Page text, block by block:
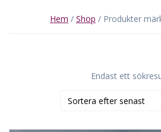
Hem / Shop / Produkter
Endast ett